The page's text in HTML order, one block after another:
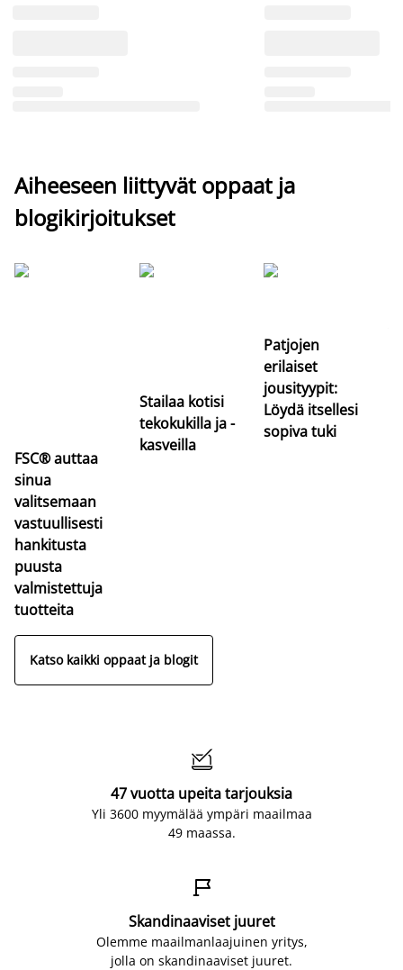
Aiheeseen liittyvät oppaat ja
blogikirjoitukset
FSC® auttaa
sinua
valitsemaan
vastuullisesti
hankitusta
puusta
valmistettuja
tuotteita
Stailaa kotisi
tekokukilla ja -
kasveilla
Patjojen
erilaiset
jousityypit:
Löydä itsellesi
sopiva tuki
Katso kaikki oppaat ja blogit

47 vuotta upeita tarjouksia
Yli 3600 myymälää ympäri maailmaa
49 maassa.

Skandinaaviset juuret
Olemme maailmanlaajuinen yritys,
jolla on skandinaaviset juuret.